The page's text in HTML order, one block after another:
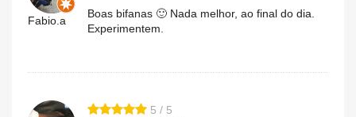
Fabio.a
Boas bifanas 🙂 Nada melhor, ao final do dia.
Experimentem.
5 / 5